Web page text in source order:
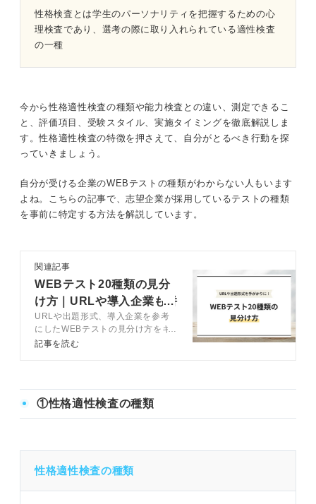
性格検査とは学生のパーソナリティを把握するための心
理検査であり、選考の際に取り入れられている適性検査
の一種
今から性格適性検査の種類や能力検査との違い、測定できるこ
と、評価項目、受験スタイル、実施タイミングを徹底解説しま
す。性格適性検査の特徴を押さえて、自分がとるべき行動を探
っていきましょう。
自分が受ける企業のWEBテストの種類がわからない人もいます
よね。こちらの記事で、志望企業が採用しているテストの種類
を事前に特定する方法を解説しています。
関連記事
WEBテスト20種類の見分
け方｜URLや導入企業も併
せて徹底解説
URLや出題形式、導入企業を参考
にしたWEBテストの見分け方をキ
ャリアコンサルタントとともに解
よ。
記事を読む
①性格適性検査の種類
性格適性検査の種類
⑦答える秒数を決める
実践編！ 性格適性検査の3つの練習方法
②書籍に付属している性格適性検査を解く
③志望度の低い企業の性格適性検査を受ける
企業にマッチした解答をしたい人向けの対策
性格適性検査で落ちても気持ちを切り替えることが大切
性格適性検査の傾向と対策を押さえて就活を有利に進めて
内定をつかもう！